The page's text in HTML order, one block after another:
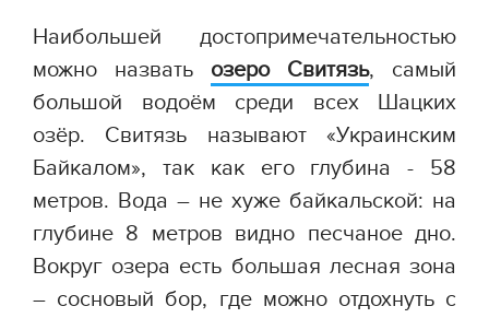
Наибольшей достопримечательностью
можно назвать озеро Свитязь, самый
большой водоём среди всех Шацких
озёр. Свитязь называют «Украинским
Байкалом», так как его глубина - 58
метров. Вода – не хуже байкальской: на
глубине 8 метров видно песчаное дно.
Вокруг озера есть большая лесная зона
– сосновый бор, где можно отдохнуть с